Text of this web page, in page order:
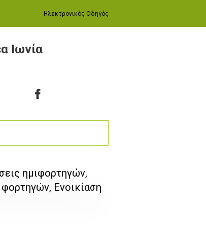
Ηλεκτρονικός Οδηγός
Ιωνία
ημιφορτηγών,
φορτηγών, Ενοικίαση